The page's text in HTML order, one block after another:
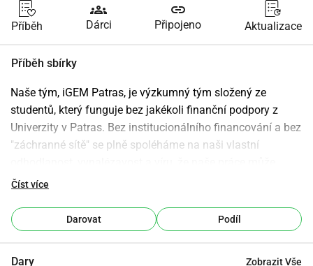
Příběh
groups
Dárci
link
Připojeno Aktualizace
Příběh sbírky
Naše tým, iGEM Patras, je výzkumný tým složený ze
studentů, který funguje bez jakékoli finanční podpory z
Univerzity v Patras. Bez institucionálního financování a bez
"záchranné sítě" se plně spoléháme na naši vlastní
změnit životy. Navzdory těmto omezením jsme odhodláni
zranitelné populace po celém světě. Každý experiment,
každá myšlenka a každý krok vpřed je výsledkem studentů,
Číst více
Darovat Podíl
Dary Zobrazit Vše